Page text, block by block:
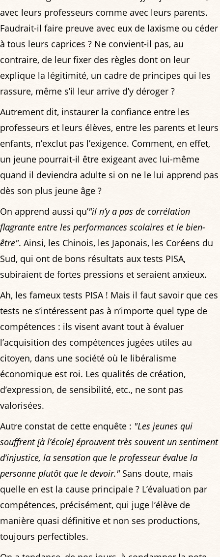
avec leurs professeurs comme avec leurs parents.
Faudrait-il faire preuve avec eux de laxisme ou céder
à tous leurs caprices ? Ne convient-il pas, au
contraire, de leur fixer des règles dont on leur
explique la légitimité, un cadre de principes qui les
rassure, même s’il leur arrive d’y déroger ?
Autrement dit, instaurer la confiance entre les
professeurs et leurs élèves, entre les parents et leurs
enfants, n’exclut pas l’exigence. Comment, en effet,
un jeune pourrait-il être exigeant avec lui-même
quand il deviendra adulte si on ne le lui apprend pas
dès son plus jeune âge ?
On apprend aussi qu’"il n’y a pas de corrélation
flagrante entre les performances scolaires et le bien-
être". Ainsi, les Chinois, les Japonais, les Coréens du
Sud, qui ont de bons résultats aux tests PISA,
subiraient de fortes pressions et seraient anxieux.
Ah, les fameux tests PISA ! Mais il faut savoir que ces
tests ne s’intéressent pas à n’importe quel type de
compétences : ils visent avant tout à évaluer
l’acquisition des compétences jugées utiles au
citoyen, dans une société où le libéralisme
économique est roi. Les qualités de création,
d’expression, de sensibilité, etc., ne sont pas
valorisées.
Autre constat de cette enquête : "Les jeunes qui
souffrent [à l’école] éprouvent très souvent un sentiment
d’injustice, la sensation que le professeur évalue la
personne plutôt que le devoir."Sans doute, mais
quelle en est la cause principale ? L’évaluation par
compétences, précisément, qui juge l’élève de
manière quasi définitive et non ses productions,
toujours perfectibles.